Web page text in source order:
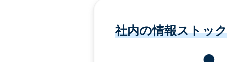
社内の情報ストック